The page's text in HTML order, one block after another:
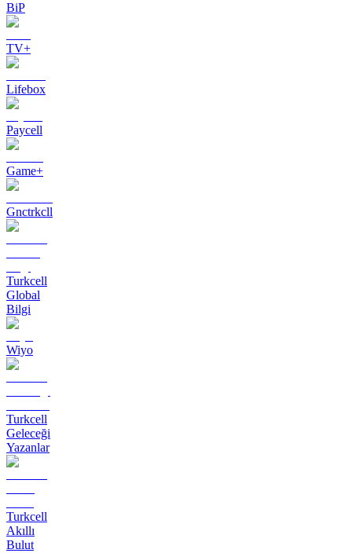
BiP
TV+
Lifebox
Paycell
Game+
Gnctrkcll
Turkcell
Global
Bilgi
Wiyo
Turkcell
Geleceği
Yazanlar
Turkcell
Akıllı
Bulut